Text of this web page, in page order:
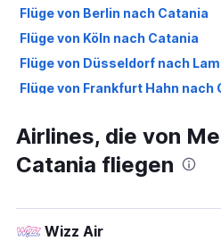
Flüge von Berlin nach Catania
Flüge von Köln nach Catania
Flüge von Düsseldorf nach
Flüge von Frankfurt Hahn nach
Flüge von Düsseldorf nach
Flüge von Stuttgart nach
Flüge von Weeze, Niederrhein
Airlines, die von
Catania fliegen
Wizz Air